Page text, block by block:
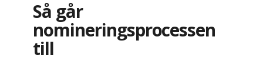
Så går
nomineringsprocessen
till